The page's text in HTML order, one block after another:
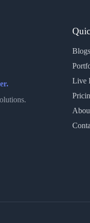
Blogs
Live